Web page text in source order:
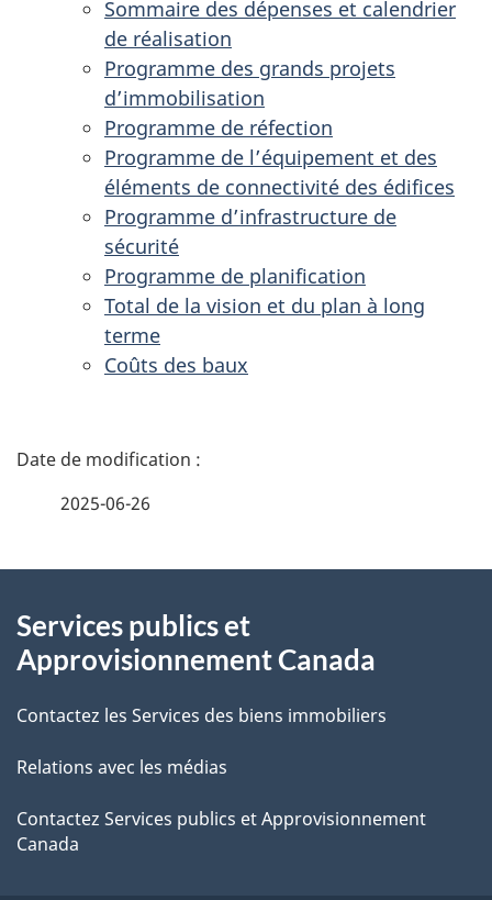
Sommaire des dépenses et calendrier
de réalisation
Programme des grands projets
d’immobilisation
Programme de réfection
Programme de l’équipement et des
éléments de connectivité des édifices
Programme d’infrastructure de
sécurité
Programme de planification
Total de la vision et du plan à long
terme
Coûts des baux
D
i
s
d
e
2025-06-26
propos
de
ce
site
Services publics et
Approvisionnement Canada
Contactez les Services des biens immobiliers
Relations avec les médias
Contactez Services publics et Approvisionnement
Canada